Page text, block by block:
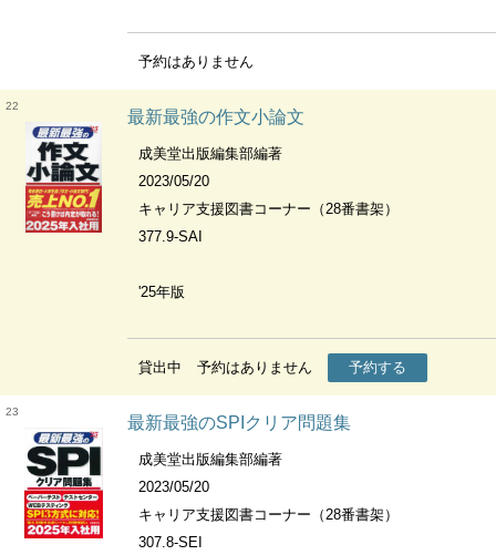
予約はありません
22
最新最強の作文小論文
成美堂出版編集部編著
2023/05/20
キャリア支援図書コーナー（28番書架）
377.9-SAI
'25年版
貸出中 予約はありません 予約する
23
最新最強のSPIクリア問題集
成美堂出版編集部編著
2023/05/20
キャリア支援図書コーナー（28番書架）
307.8-SEI